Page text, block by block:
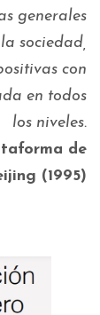
generales
sociedad,
con
en todos
los niveles.
de
(1995)